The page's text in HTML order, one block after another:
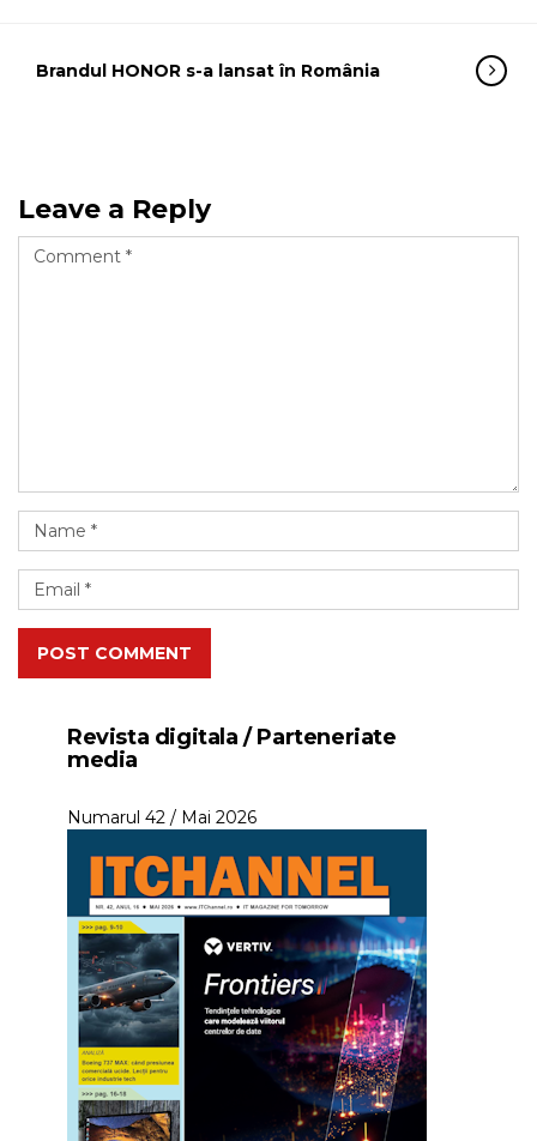
Brandul HONOR s-a lansat în România
Leave a Reply
POST COMMENT
Revista digitala / Parteneriate
media
Numarul 42 / Mai 2026